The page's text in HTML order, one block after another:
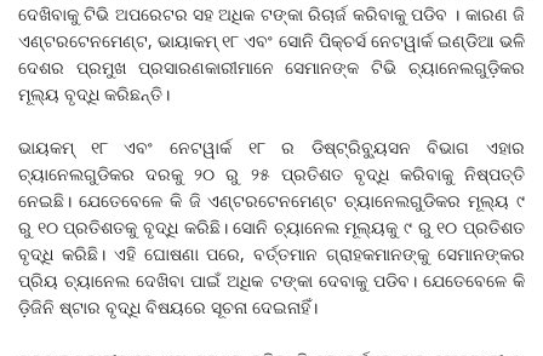
ଦେଖିବାକୁ ଟିଭି ଅପରେଟର ସହ ଅଧିକ ଟଙ୍କା ରିଚାର୍ଜ କରିବାକୁ ପଡିବ । କାରଣ ଜି
ଏଣ୍ଟରଟେନମେଣ୍ଟ, ଭାୟାକମ୍ ୧୮ ଏବଂ ସୋନି ପିକ୍ଚର୍ସ ନେଟୱାର୍କ ଇଣ୍ଡିଆ ଭଳି
ଦେଶର ପ୍ରମୁଖ ପ୍ରସାରଣକାରୀମାନେ ସେମାନଙ୍କ ଟିଭି ଚ୍ୟାନେଲଗୁଡ଼ିକର
ମୂଲ୍ୟ ବୃଦ୍ଧି କରିଛନ୍ତି।
ଭାୟକମ୍ ୧୮ ଏବଂ ନେଟୱାର୍କ ୧୮ ର ଡିଷ୍ଟ୍ରିବ୍ୟୁସନ ବିଭାଗ ଏହାର
ଚ୍ୟାନେଲଗୁଡିକର ଦରକୁ ୨୦ ରୁ ୨୫ ପ୍ରତିଶତ ବୃଦ୍ଧି କରିବାକୁ ନିଷ୍ପତ୍ତି
ନେଇଛି। ଯେତେବେଳେ କି ଜି ଏଣ୍ଟରଟେନମେଣ୍ଟ ଚ୍ୟାନେଲଗୁଡିକର ମୂଲ୍ୟ ୯
ରୁ ୧୦ ପ୍ରତିଶତକୁ ବୃଦ୍ଧି କରିଛି। ସୋନି ଚ୍ୟାନେଲ ମୂଲ୍ୟକୁ ୯ ରୁ ୧୦ ପ୍ରତିଶତ
ବୃଦ୍ଧି କରିଛି। ଏହି ଘୋଷଣା ପରେ, ବର୍ତ୍ତମାନ ଗ୍ରାହକମାନଙ୍କୁ ସେମାନଙ୍କର
ପ୍ରିୟ ଚ୍ୟାନେଲ ଦେଖିବା ପାଇଁ ଅଧିକ ଟଙ୍କା ଦେବାକୁ ପଡିବ। ଯେତେବେଳେ କି
ଡ଼ିଜିନି ଷ୍ଟାର ବୃଦ୍ଧି ବିଷୟରେ ସୂଚନା ଦେଇନାହିଁ।